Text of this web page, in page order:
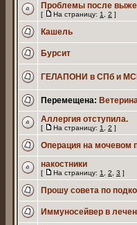
Проблемы после
[ На страницу: 1 2 ]
Кашель
Бурсит
ГЕЛАПОНИ в СПб и
Перемещена:
Аллергия отступила.
[ На страницу: 1 2 ]
Операция на мочевом
накостники
[ На страницу: 1 2 3 ]
Прошу совета по
Иммуносейвер в